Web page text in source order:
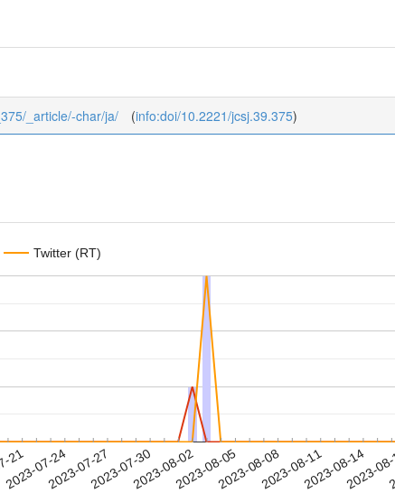
_article/-char/ja/ (info:doi/10.2221/jcsj.39.375)
Twitter (RT)
21
2023-07-242023-07-272023-07-302023-08-022023-08-052023-08-082023-08-112023-08-14
2023-